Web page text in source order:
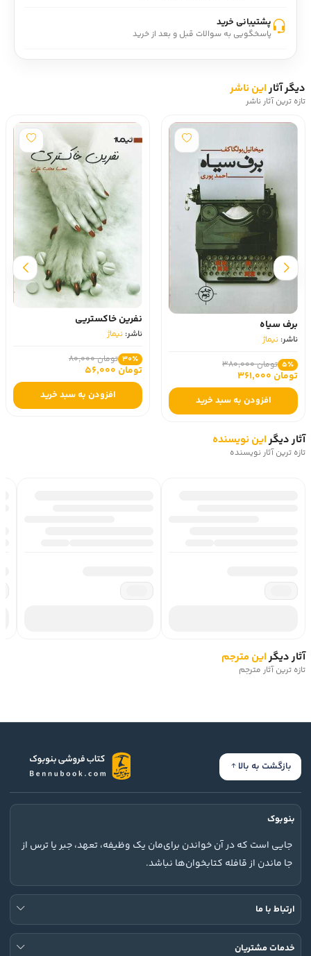
پشتیبانی خرید
پاسخگویی به سوالات قبل و بعد از خرید
دیگر آثاراین ناشر
تازه ترین آثار ناشر
نفرین خاکستریی
ناشر:
30٪ تومان 80,000
تومان 56,000
افزودن به سبد خرید
با شب یکشنبهی
ناشر:نیماژ
تومان 112,000
افزودن به سبد خرید
آثار دیگراین نویسنده
تازه ترین آثار نویسنده
آثار دیگراین مترجم
تازه ترین آثار مترجم
بازگشت به بالا
بنوبوک
جایی است که در آن خواندن برای‌مان یک وظیفه، تعهد، جبر یا ترس از
جا ماندن از قافله کتابخوان‌ها نباشد.
ارتباط با ما
خدمات مشتریان